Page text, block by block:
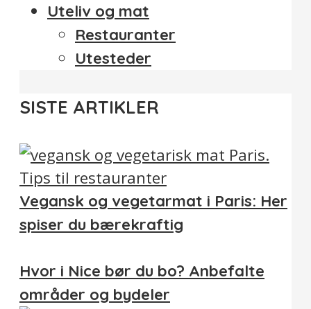
Uteliv og mat
Restauranter
Utesteder
SISTE ARTIKLER
Vegansk og vegetarmat i Paris: Her
spiser du bærekraftig
Hvor i Nice bør du bo? Anbefalte
områder og bydeler